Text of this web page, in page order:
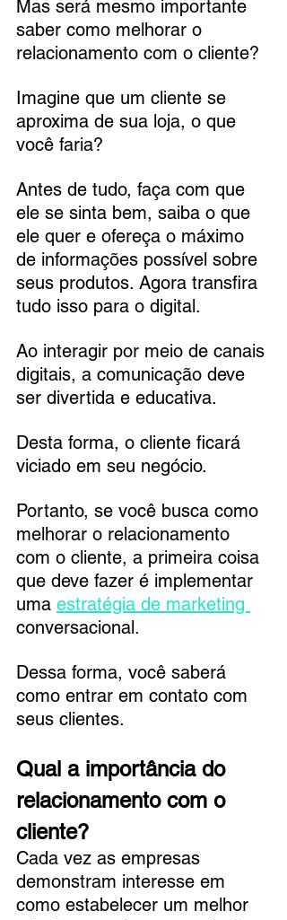
Mas será mesmo importante
saber como melhorar o
relacionamento com o cliente?
Imagine que um cliente se
aproxima de sua loja, o que
você faria?
Antes de tudo, faça com que
ele se sinta bem, saiba o que
ele quer e ofereça o máximo
de informações possível sobre
seus produtos. Agora transfira
tudo isso para o digital.
Ao interagir por meio de canais
digitais, a comunicação deve
ser divertida e educativa.
Desta forma, o cliente ficará
viciado em seu negócio.
Portanto, se você busca como
melhorar o relacionamento
com o cliente, a primeira coisa
que deve fazer é implementar
uma estratégia de marketing
conversacional.
Dessa forma, você saberá
como entrar em contato com
seus clientes.
Qual a importância do
relacionamento com o
cliente?
Cada vez as empresas
demonstram interesse em
como estabelecer um melhor